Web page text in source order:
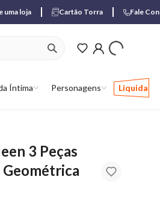
uma loja Cartão Torra Fale
Íntima Personagens Liquida
ver produtos
3 Peças